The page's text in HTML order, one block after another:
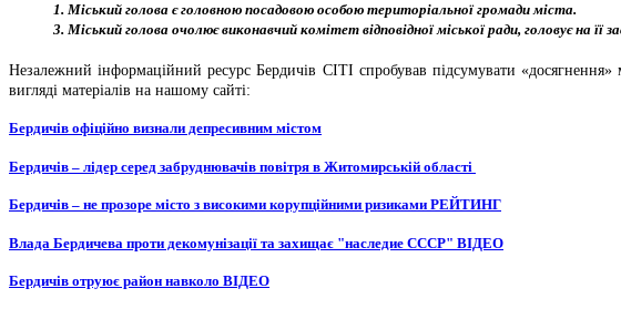
1. Міський голова є головною посадовою особою територіальної громади міста.
3. Міський голова очолює виконавчий комітет відповідної міської ради, головує на її
Незалежний інформаційний ресурс Бердичів СІТІ спробував підсумувати
вигляді матеріалів на нашому сайті:
Бердичів офіційно визнали депресивним містом
Бердичів – лідер серед забруднювачів повітря в Житомирській області
Бердичів – не прозоре місто з високими корупційними ризиками РЕЙТИНГ
Влада Бердичева проти декомунізації та захищає "наследие СССР" ВІДЕО
Бердичів отруює район навколо ВІДЕО